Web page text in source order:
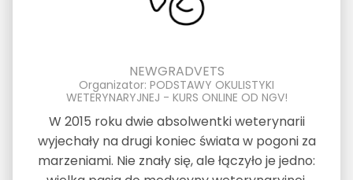
NEWGRADVETS
Organizator: PODSTAWY OKULISTYKI
WETERYNARYJNEJ - KURS ONLINE OD NGV!
W 2015 roku dwie absolwentki weterynarii
wyjechały na drugi koniec świata w pogoni za
marzeniami. Nie znały się, ale łączyło je jedno: